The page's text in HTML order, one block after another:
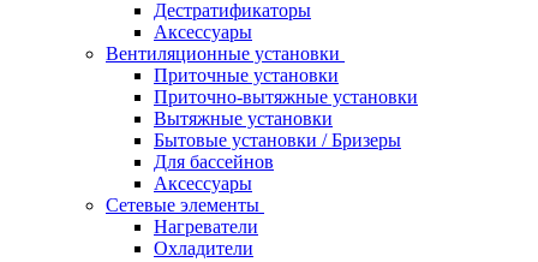
Дестратификаторы
Аксессуары
Вентиляционные установки
Приточные установки
Приточно-вытяжные установки
Вытяжные установки
Бытовые установки / Бризеры
Для бассейнов
Аксессуары
Сетевые элементы
Нагреватели
Охладители